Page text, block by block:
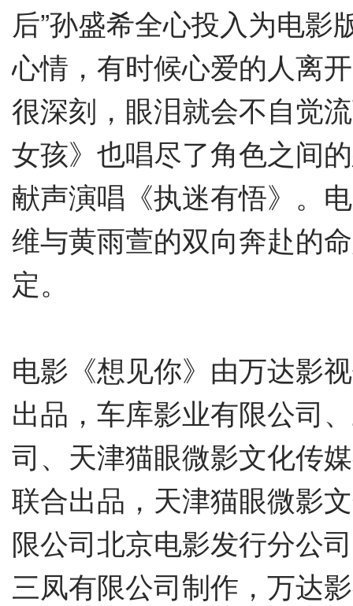
后”孙盛希全心投入为电
心情，有时候心爱的人离
很深刻，眼泪就会不自觉
女孩》也唱尽了角色之间
献声演唱《执迷有悟》。
维与黄雨萱的双向奔赴的
定。
电影《想见你》由万达影
出品，车库影业有限公司
司、天津猫眼微影文化传
联合出品，天津猫眼微影
限公司北京电影发行分公
三凤有限公司制作，万达